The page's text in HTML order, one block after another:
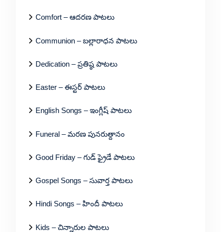
Comfort – ఆదరణ పాటలు
Communion – బల్లారాధన పాటలు
Dedication – ప్రతిష్ఠ పాటలు
Easter – ఈస్టర్ పాటలు
English Songs – ఇంగ్లీష్ పాటలు
Funeral – మరణ పునరుత్దానం
Good Friday – గుడ్ ఫ్రైడే పాటలు
Gospel Songs – సువార్త పాటలు
Hindi Songs – హిందీ పాటలు
Kids – చిన్నారుల పాటలు